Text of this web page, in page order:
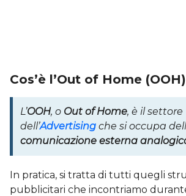
Cos’è l’Out of Home (OOH)
L’OOH, o Out of Home, è il settore
dell’Advertising che si occupa
comunicazione esterna
In pratica, si tratta di tutti quegli
pubblicitari che incontriamo